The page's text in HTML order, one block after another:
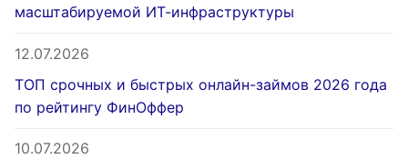
масштабируемой ИТ-инфраструктуры
12.07.2026
ТОП срочных и быстрых онлайн-займов 2026 года
по рейтингу ФинОффер
10.07.2026